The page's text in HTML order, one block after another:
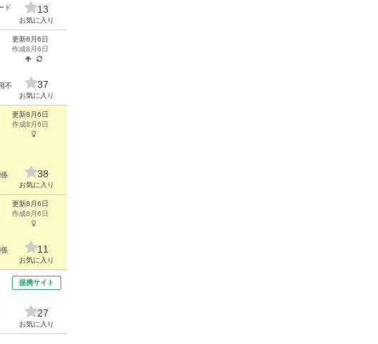
ド
13
お気に入り
不
更新8月6日
作成8月6日
37
お気に入り
更新8月6日
作成8月6日
38
お気に入り
更新8月6日
作成8月6日
11
お気に入り
提携サイト
27
お気に入り